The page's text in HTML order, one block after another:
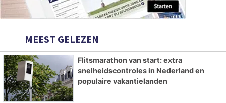
MEEST GELEZEN
Flitsmarathon van start: extra
snelheidscontroles in Nederland en
populaire vakantielanden